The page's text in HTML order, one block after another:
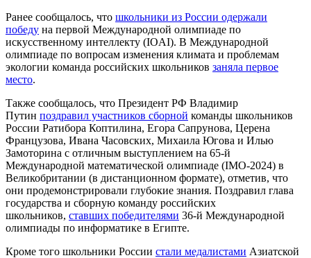
Ранее сообщалось, что школьники из России одержали
победу на первой Международной олимпиаде по
искусственному интеллекту (IOAI). В Международной
олимпиаде по вопросам изменения климата и проблемам
экологии команда российских школьников заняла первое
место.
Также сообщалось, что Президент РФ Владимир
Путин поздравил участников сборной команды школьников
России Ратибора Коптилина, Егора Сапрунова, Церена
Французова, Ивана Часовских, Михаила Югова и Илью
Замоторина с отличным выступлением на 65-й
Международной математической олимпиаде (IMO-2024) в
Великобритании (в дистанционном формате), отметив, что
они продемонстрировали глубокие знания. Поздравил глава
государства и сборную команду российских
школьников, ставших победителями 36-й Международной
олимпиады по информатике в Египте.
Кроме того школьники России стали медалистами Азиатской